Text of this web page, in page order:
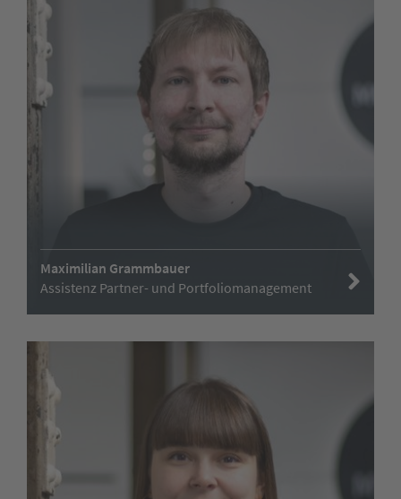
Maximilian Grammbauer
Assistenz Partner- und Portfoliomanagement